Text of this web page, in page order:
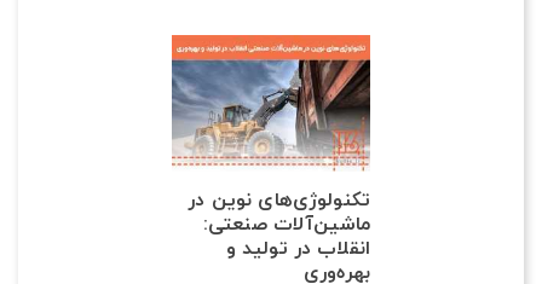
تکنولوژی‌های نوین در
ماشین‌آلات صنعتی:
انقلاب در تولید و
بهره‌وری